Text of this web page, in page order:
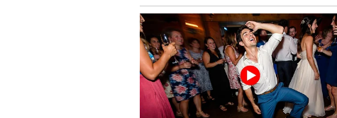
ஊரு சமோசா, நெய்
எல்லாம் வெளிநாட்டுல
தடையா?